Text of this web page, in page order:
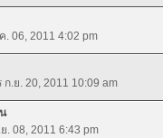
. 06, 2011 4:02 pm
ก.ย. 20, 2011 10:09 am
. 08, 2011 6:43 pm